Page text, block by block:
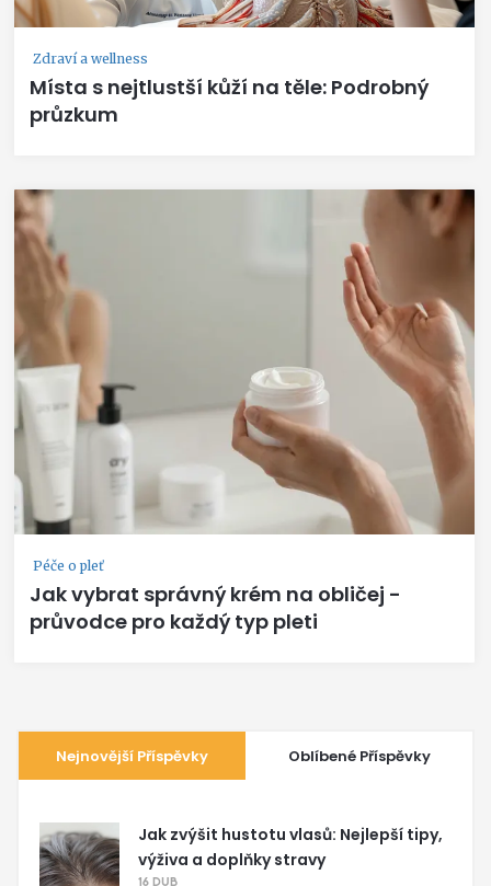
Zdraví a wellness
Místa s nejtlustší kůží na těle: Podrobný
průzkum
Péče o pleť
Jak vybrat správný krém na obličej -
průvodce pro každý typ pleti
Nejnovější Příspěvky Oblíbené Příspěvky
Jak zvýšit hustotu vlasů: Nejlepší tipy,
výživa a doplňky stravy
16 DUB